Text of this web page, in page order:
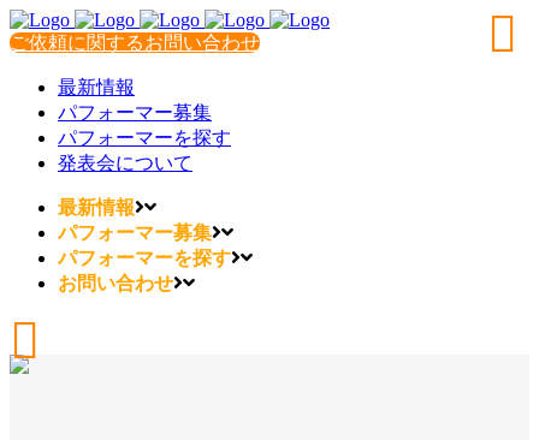
ご依頼に関するお問い合わせ
最新情報
パフォーマー募集
パフォーマーを探す
発表会について
最新情報
パフォーマー募集
パフォーマーを探す
お問い合わせ